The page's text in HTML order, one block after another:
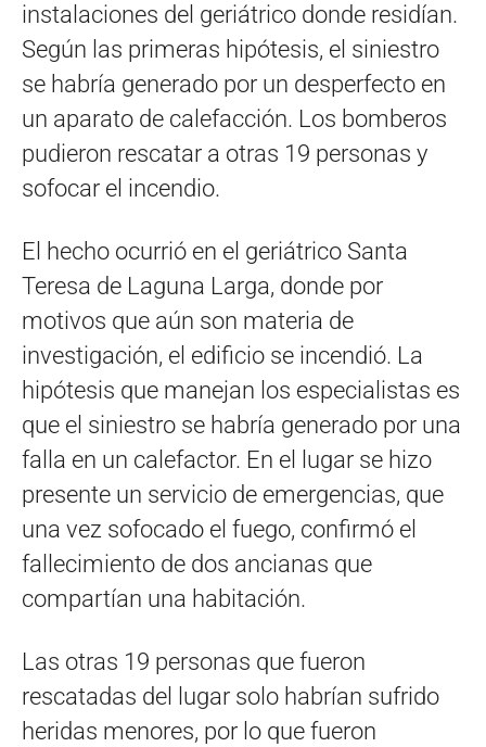
instalaciones del geriátrico donde residían.
Según las primeras hipótesis, el siniestro
se habría generado por un desperfecto en
un aparato de calefacción. Los bomberos
pudieron rescatar a otras 19 personas y
sofocar el incendio.
El hecho ocurrió en el geriátrico Santa
Teresa de Laguna Larga, donde por
motivos que aún son materia de
investigación, el edificio se incendió. La
hipótesis que manejan los especialistas es
que el siniestro se habría generado por una
falla en un calefactor. En el lugar se hizo
presente un servicio de emergencias, que
una vez sofocado el fuego, confirmó el
fallecimiento de dos ancianas que
compartían una habitación.
Las otras 19 personas que fueron
rescatadas del lugar solo habrían sufrido
heridas menores, por lo que fueron